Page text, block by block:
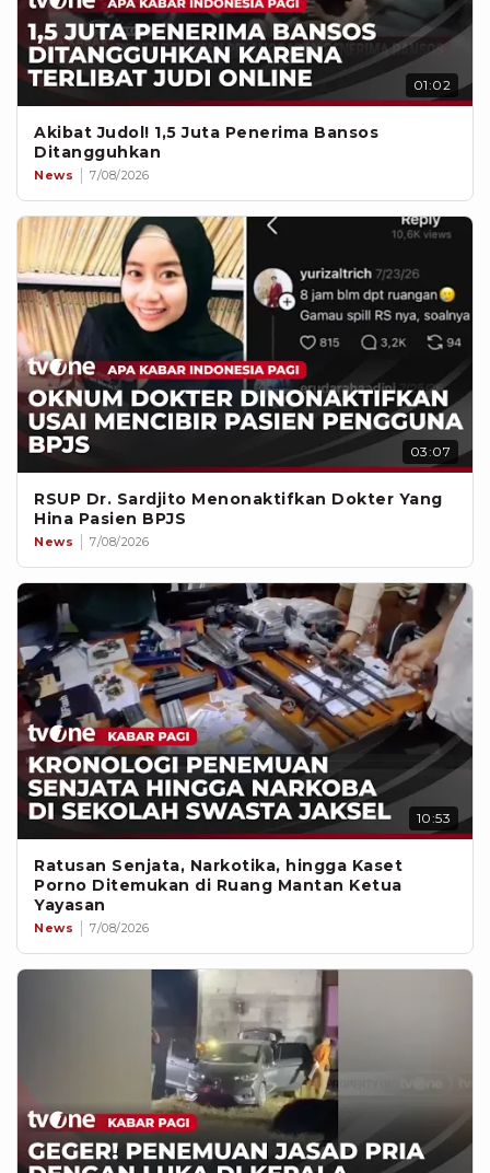
01:02
Akibat Judol! 1,5 Juta Penerima Bansos
Ditangguhkan
News 7/08/2026
03:07
RSUP Dr. Sardjito Menonaktifkan Dokter Yang
Hina Pasien BPJS
News 7/08/2026
10:53
Ratusan Senjata, Narkotika, hingga Kaset
Porno Ditemukan di Ruang Mantan Ketua
Yayasan
News 7/08/2026